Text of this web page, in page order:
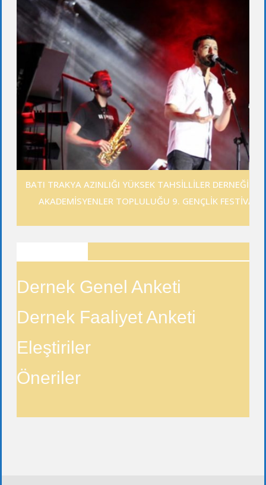
BATI TRAKYA AZINLIĞI YÜKSEK TAHSİLLİLER DERNEĞİ
AKADEMİSYENLER TOPLULUĞU 9. GENÇLİK FESTİVALİ
Dernek Genel Anketi
Dernek Faaliyet Anketi
Eleştiriler
Öneriler